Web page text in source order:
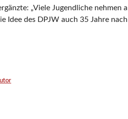
„Viele Jugendliche
Idee des DPJW auch 35 Jahre